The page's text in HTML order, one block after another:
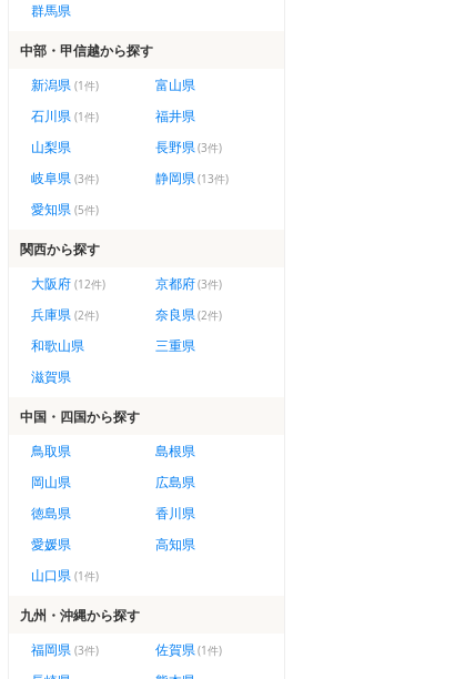
群馬県
中部・甲信越から探す
新潟県 (1件)
富山県
石川県 (1件)
福井県
山梨県
長野県(3件)
岐阜県 (3件) 静岡県(13件)
愛知県 (5件)
関西から探す
大阪府 (12件) 京都府(3件)
兵庫県 (2件) 奈良県(2件)
和歌山県
三重県
滋賀県
中国・四国から探す
鳥取県
島根県
岡山県
広島県
徳島県
香川県
愛媛県
高知県
山口県 (1件)
九州・沖縄から探す
福岡県 (3件) 佐賀県(1件)